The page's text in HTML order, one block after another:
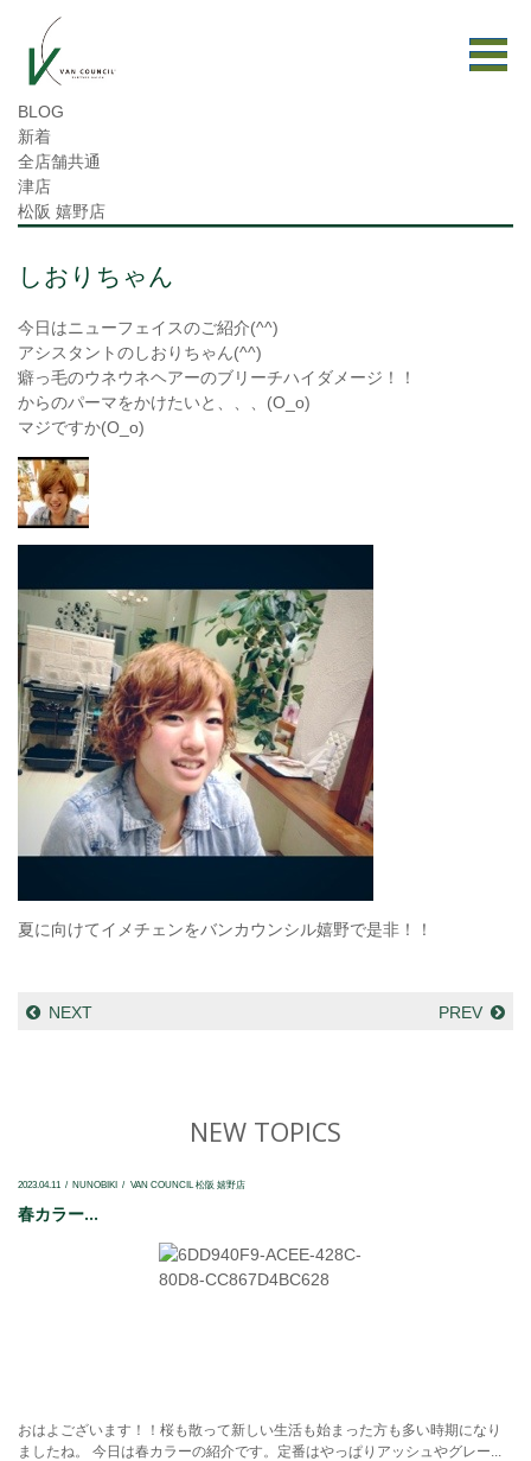
BLOG
新着
全店舗共通
津店
松阪 嬉野店
しおりちゃん
今日はニューフェイスのご紹介(^^)
アシスタントのしおりちゃん(^^)
癖っ毛のウネウネヘアーのブリーチハイダメージ！！
からのパーマをかけたいと、、、(O_o)
マジですか(O_o)
夏に向けてイメチェンをバンカウンシル嬉野で是非！！
NEXT PREV
NEW TOPICS
2023.04.11 NUNOBIKI VAN COUNCIL 松阪 嬉野店
春カラー...
おはよございます！！桜も散って新しい生活も始まった方も多い時期になり
ましたね。 今日は春カラーの紹介です。定番はやっぱりアッシュやグレー...